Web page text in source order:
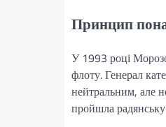
Принцип
У 1993 році
флоту. Генерал
нейтральним, але
пройшла